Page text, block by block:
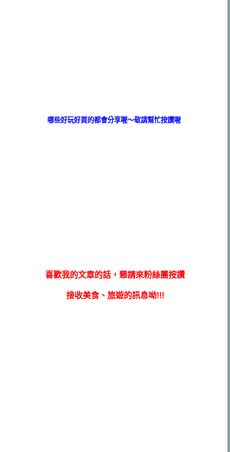
哪些好玩好買的都會分享喔～敬請幫忙按讚喔
喜歡我的文章的話，懇請來粉絲團按讚
接收美食、旅遊的訊息呦!!!